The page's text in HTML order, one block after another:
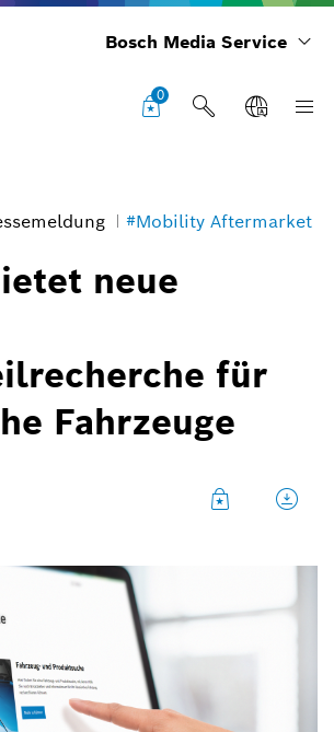
Bosch Media Service
0
#Mobility Aftermarket
neue
für
Fahrzeuge
Bildinformation
haben Fans historischer